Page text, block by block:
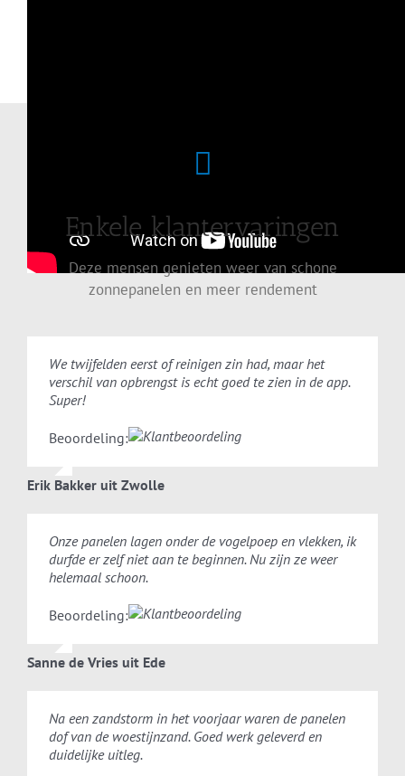
Enkele klantervaringen
Deze mensen genieten weer van schone
zonnepanelen en meer rendement
We twijfelden eerst of reinigen zin had, maar het
verschil van opbrengst is echt goed te zien in de app.
Super!
Beoordeling:
Erik Bakker uit Zwolle
Onze panelen lagen onder de vogelpoep en vlekken, ik
durfde er zelf niet aan te beginnen. Nu zijn ze weer
helemaal schoon.
Beoordeling:
Sanne de Vries uit Ede
Na een zandstorm in het voorjaar waren de panelen
dof van de woestijnzand. Goed werk geleverd en
duidelijke uitleg.